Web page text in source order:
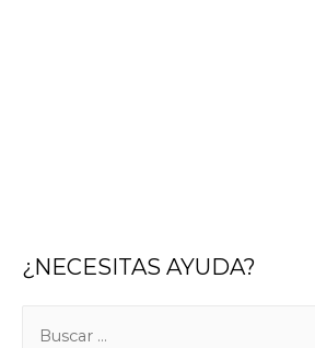
¿NECESITAS AYUDA?